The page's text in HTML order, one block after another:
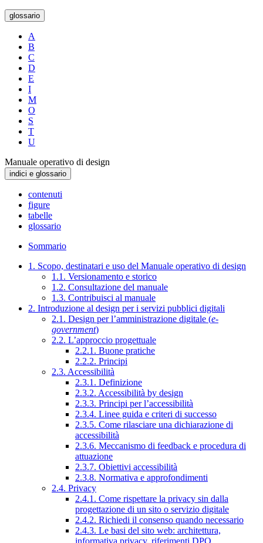
glossario
A
B
C
D
E
I
M
O
S
T
U
Manuale operativo di design
indici e glossario
contenuti
figure
tabelle
glossario
Sommario
1. Scopo, destinatari e uso del Manuale operativo di design
1.1. Versionamento e storico
1.2. Consultazione del manuale
1.3. Contribuisci al manuale
2. Introduzione al design per i servizi pubblici digitali
2.1. Design per l’amministrazione digitale (e-
government)
2.2. L’approccio progettuale
2.2.1. Buone pratiche
2.2.2. Principi
2.3. Accessibilità
2.3.1. Definizione
2.3.2. Accessibilità by design
2.3.3. Principi per l’accessibilità
2.3.4. Linee guida e criteri di successo
2.3.5. Come rilasciare una dichiarazione di
accessibilità
2.3.6. Meccanismo di feedback e procedura di
attuazione
2.3.7. Obiettivi accessibilità
2.3.8. Normativa e approfondimenti
2.4. Privacy
2.4.1. Come rispettare la privacy sin dalla
progettazione di un sito o servizio digitale
2.4.2. Richiedi il consenso quando necessario
2.4.3. Le basi del sito web: architettura,
informativa privacy, riferimenti DPO